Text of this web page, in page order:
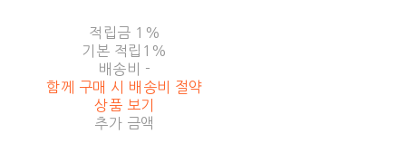
적립금 1%
기본 적립 1%
배송비 -
함께 구매 시 배송비 절약
상품 보기
추가 금액